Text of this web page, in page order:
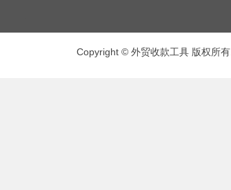
Copyright © 外贸收款工具 版权所有.